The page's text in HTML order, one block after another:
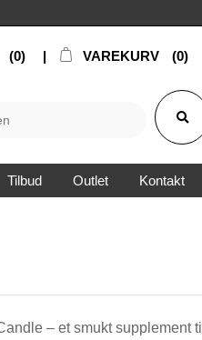
(0) VAREKURV (0)
Tilbud Outlet Kontakt
– et smukt supplement til